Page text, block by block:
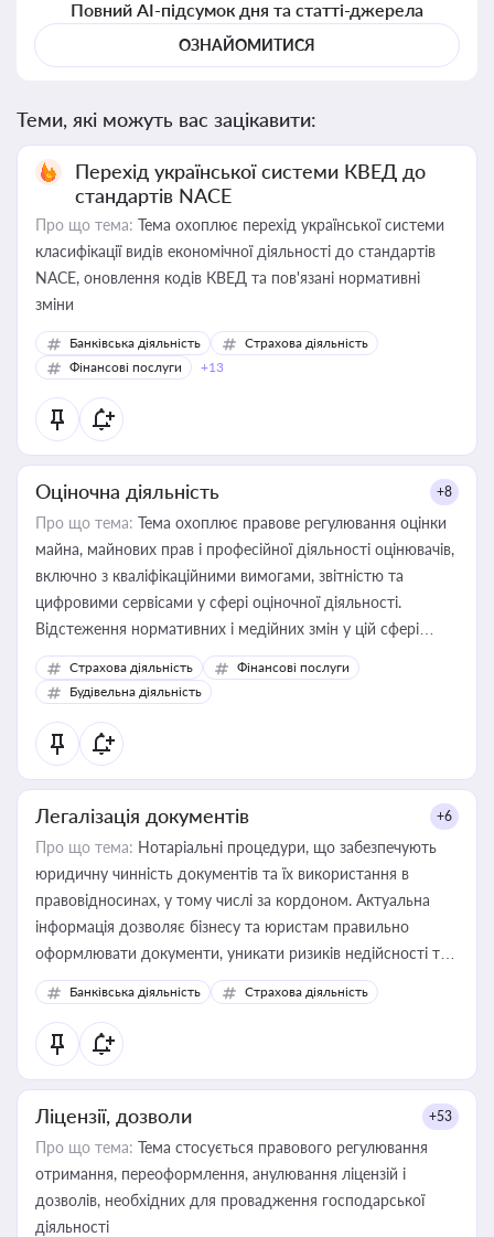
Повний AI-підсумок дня та статті-джерела
ОЗНАЙОМИТИСЯ
Теми, які можуть вас зацікавити:
Перехід української системи КВЕД до
стандартів NACE
Про що тема: Тема охоплює перехід української системи
класифікації видів економічної діяльності до стандартів
NACE, оновлення кодів КВЕД та пов'язані нормативні
зміни
Банківська діяльність
Страхова діяльність
Фінансові послуги
+13
Оціночна діяльність +8
Про що тема: Тема охоплює правове регулювання оцінки
майна, майнових прав і професійної діяльності оцінювачів,
включно з кваліфікаційними вимогами, звітністю та
цифровими сервісами у сфері оціночної діяльності.
Відстеження нормативних і медійних змін у цій сфері
корисне для власника бізнесу, керівника, юриста або
бухгалтера під час оподаткування, приватизації, оренди
державного майна, корпоративних угод і перевірки
статусу суб'єктів оціночної діяльності
Страхова діяльність
Фінансові послуги
Будівельна діяльність
Легалізація документів +6
Про що тема: Нотаріальні процедури, що забезпечують
юридичну чинність документів та їх використання в
правовідносинах, у тому числі за кордоном. Актуальна
інформація дозволяє бізнесу та юристам правильно
оформлювати документи, уникати ризиків недійсності та
забезпечувати їх належне прийняття органами влади та
контрагентами
Банківська діяльність Страхова діяльність
Ліцензії, дозволи +53
Про що тема: Тема стосується правового регулювання
отримання, переоформлення, анулювання ліцензій і
дозволів, необхідних для провадження господарської
діяльності